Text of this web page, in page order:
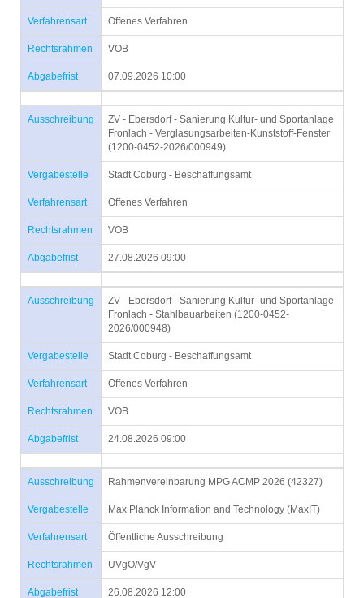
Verfahrensart Offenes Verfahren
Rechtsrahmen VOB
Abgabefrist 07.09.2026 10:00
Ausschreibung
ZV - Ebersdorf - Sanierung Kultur- und Sportanlage
Fronlach - Verglasungsarbeiten-Kunststoff-Fenster
(1200-0452-2026/000949)
Vergabestelle Stadt Coburg - Beschaffungsamt
Verfahrensart Offenes Verfahren
Rechtsrahmen VOB
Abgabefrist 27.08.2026 09:00
Ausschreibung
ZV - Ebersdorf - Sanierung Kultur- und Sportanlage
Fronlach - Stahlbauarbeiten (1200-0452-
2026/000948)
Vergabestelle Stadt Coburg - Beschaffungsamt
Verfahrensart Offenes Verfahren
Rechtsrahmen VOB
Abgabefrist 24.08.2026 09:00
Ausschreibung Rahmenvereinbarung MPG ACMP 2026 (42327)
Vergabestelle Max Planck Information and Technology (MaxIT)
Verfahrensart Öffentliche Ausschreibung
Rechtsrahmen UVgO/VgV
Abgabefrist 26.08.2026 12:00